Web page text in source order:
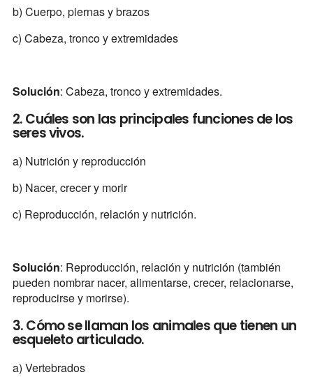
b) Cuerpo, piernas y brazos
c) Cabeza, tronco y extremidades
Solución: Cabeza, tronco y extremidades.
2. Cuáles son las principales funciones de los
seres vivos.
a) Nutrición y reproducción
b) Nacer, crecer y morir
c) Reproducción, relación y nutrición.
Solución: Reproducción, relación y nutrición (también
pueden nombrar nacer, alimentarse, crecer, relacionarse,
reproducirse y morirse).
3. Cómo se llaman los animales que tienen un
esqueleto articulado.
a) Vertebrados